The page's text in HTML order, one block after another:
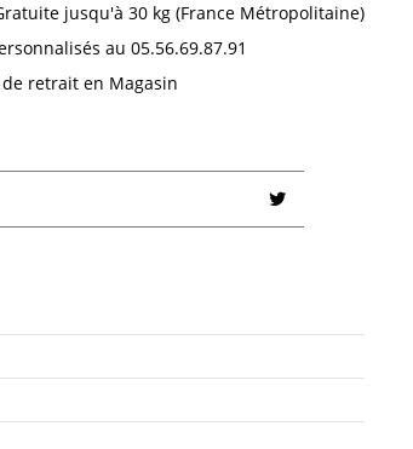
jusqu'à 30 kg (France Métropolitaine)
au 05.56.69.87.91
retrait en Magasin